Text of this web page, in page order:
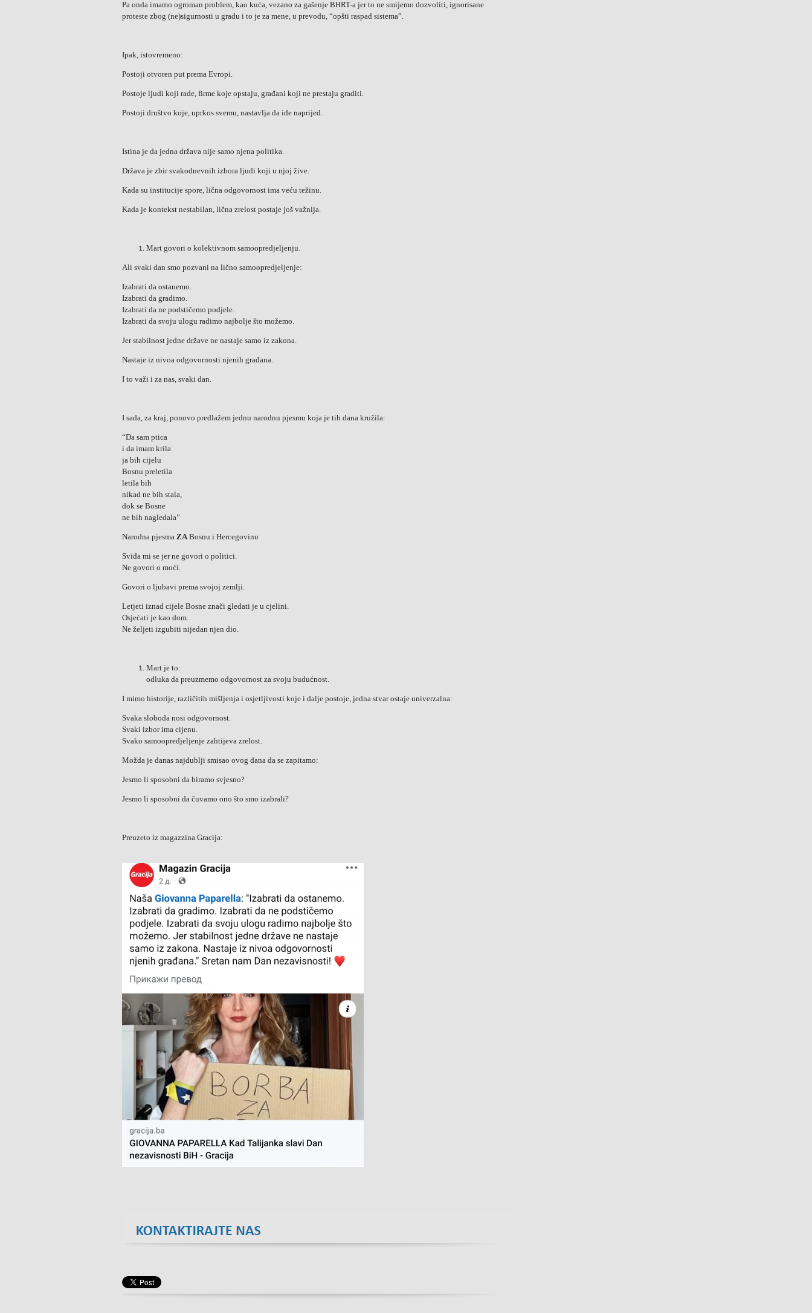
Pa onda imamo ogroman problem, kao kuća, vezano za gašenje BHRT-a jer to ne smijemo dozvoliti, ignorisane
proteste zbog (ne)sigurnosti u gradu i to je za mene, u prevodu, “opšti raspad sistema”.
Ipak, istovremeno:
Postoji otvoren put prema Evropi.
Postoje ljudi koji rade, firme koje opstaju, građani koji ne prestaju graditi.
Postoji društvo koje, uprkos svemu, nastavlja da ide naprijed.
Istina je da jedna država nije samo njena politika.
Država je zbir svakodnevnih izbora ljudi koji u njoj žive.
Kada su institucije spore, lična odgovornost ima veću težinu.
Kada je kontekst nestabilan, lična zrelost postaje još važnija.
Mart govori o kolektivnom samoopredjeljenju.
Ali svaki dan smo pozvani na lično samoopredjeljenje:
Izabrati da ostanemo.
Izabrati da gradimo.
Izabrati da ne podstičemo podjele.
Izabrati da svoju ulogu radimo najbolje što možemo.
Jer stabilnost jedne države ne nastaje samo iz zakona.
Nastaje iz nivoa odgovornosti njenih građana.
I to važi i za nas, svaki dan.
I sada, za kraj, ponovo predlažem jednu narodnu pjesmu koja je tih dana kružila:
“Da sam ptica
i da imam krila
ja bih cijelu
Bosnu preletila
letila bih
nikad ne bih stala,
dok se Bosne
ne bih nagledala”
Narodna pjesma ZABosnu i Hercegovinu
Sviđa mi se jer ne govori o politici.
Ne govori o moći.
Govori o ljubavi prema svojoj zemlji.
Letjeti iznad cijele Bosne znači gledati je u cjelini.
Osjećati je kao dom.
Ne željeti izgubiti nijedan njen dio.
Mart je to:
odluka da preuzmemo odgovornost za svoju budućnost.
I mimo historije, različitih mišljenja i osjetljivosti koje i dalje postoje, jedna stvar ostaje univerzalna:
Svaka sloboda nosi odgovornost.
Svaki izbor ima cijenu.
Svako samoopredjeljenje zahtijeva zrelost.
Možda je danas najdublji smisao ovog dana da se zapitamo:
Jesmo li sposobni da biramo svjesno?
Jesmo li sposobni da čuvamo ono što smo izabrali?
Preuzeto iz magazzina Gracija: